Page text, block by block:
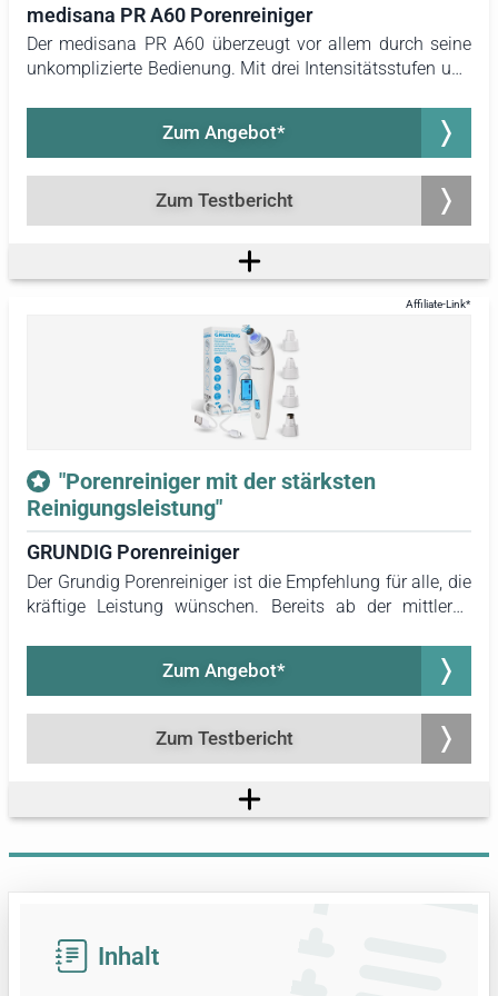
medisana PR A60 Porenreiniger
Der medisana PR A60 überzeugt vor allem durch seine
unkomplizierte Bedienung. Mit drei Intensitätsstufen und
Porenreinigung nötig ist, ohne den Anwender zu
überfordern. Die kompakte Bauweise macht ihn
einfach und schnell erledigt.
Zum Testbericht
Zum Angebot*
"Porenreiniger mit der stärksten
Reinigungsleistung"
GRUNDIG Porenreiniger
Der Grundig Porenreiniger ist die Empfehlung für alle, die
kräftige Leistung wünschen. Bereits ab der mittleren
und entfernte hartnäckige Mitesser besonders
zuverlässig. Sein Peelingaufsatz erweitert die
Zum Testbericht
Zum Angebot*
Inhalt